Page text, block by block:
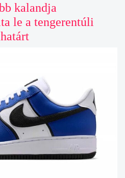
kalandja
le a tengerentúli